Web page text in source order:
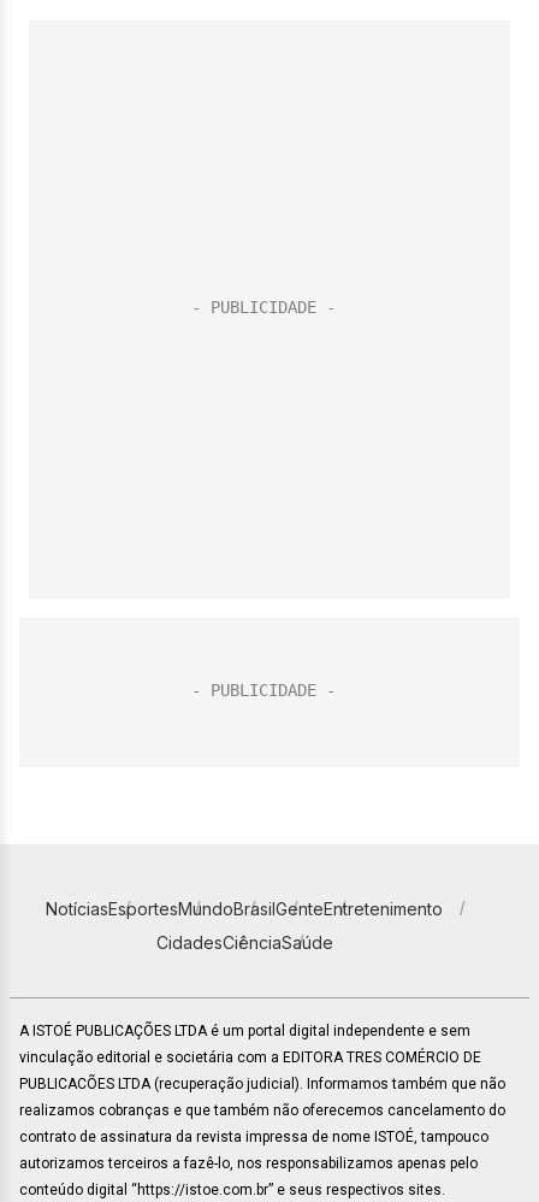
NotíciasEsportesMundoBrasilGenteEntretenimento
CidadesCiênciaSaúde
A ISTOÉ PUBLICAÇÕES LTDA é um portal digital independente e sem
vinculação editorial e societária com a EDITORA TRES COMÉRCIO DE
PUBLICACÕES LTDA (recuperação judicial). Informamos também que não
realizamos cobranças e que também não oferecemos cancelamento do
contrato de assinatura da revista impressa de nome ISTOÉ, tampouco
autorizamos terceiros a fazê-lo, nos responsabilizamos apenas pelo
conteúdo digital “https://istoe.com.br” e seus respectivos sites.